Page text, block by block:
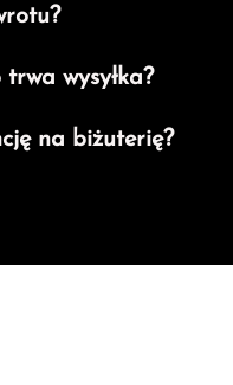
wysyłka?
na biżuterię?